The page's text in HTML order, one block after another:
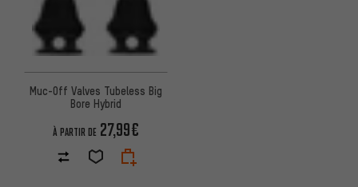
Muc-Off Valves Tubeless Big
Bore Hybrid
À PARTIR DE 27,99€